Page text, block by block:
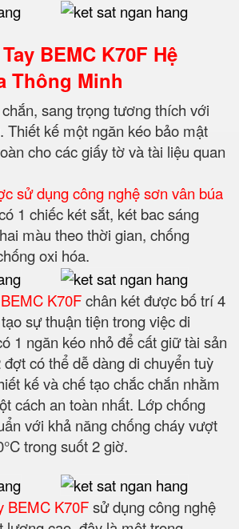
BEMC K70F Hệ
Thông Minh
sang trọng tương thích với
Thiết kế một ngăn kéo bảo mật
cho các giấy tờ và tài liệu quan
sử dụng công nghệ sơn vân búa
1 chiếc két sắt, két bac sáng
màu theo thời gian, chống
oxi hóa.
K70Fchân két được bố trí 4
sự thuận tiện trong việc di
1 ngăn kéo nhỏ để cất giữ tài sản
có thể dễ dàng di chuyển tuỳ
kế và chế tạo chắc chắn nhằm
cách an toàn nhất. Lớp chống
với khả năng chống cháy vượt
trong suốt 2 giờ.
BEMC K70Fsử dụng công nghệ